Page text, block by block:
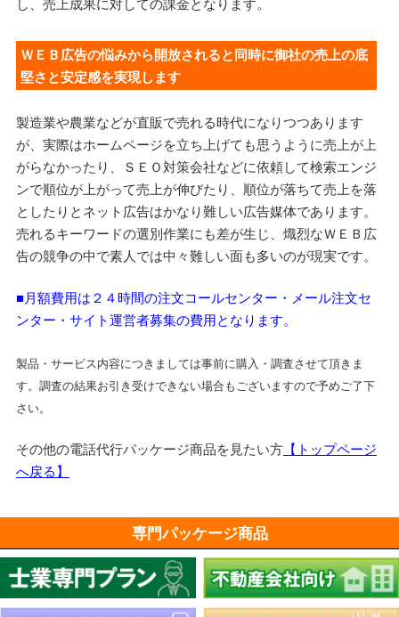
ＷＥＢ広告の悩みから開放されると同時に御社の売上の底
堅さと安定感を実現します
製造業や農業などが直販で売れる時代になりつつあります
が、実際はホームページを立ち上げても思うように売上が上
がらなかったり、ＳＥＯ対策会社などに依頼して検索エンジ
ンで順位が上がって売上が伸びたり、順位が落ちて売上を落
としたりとネット広告はかなり難しい広告媒体であります。
売れるキーワードの選別作業にも差が生じ、熾烈なＷＥＢ広
告の競争の中で素人では中々難しい面も多いのが現実です。
■月額費用は２４時間の注文コールセンター・メール注文セ
ンター・サイト運営者募集の費用となります。
製品・サービス内容につきましては事前に購入・調査させて頂きま
す。調査の結果お引き受けできない場合もございますので予めご了下
さい。
その他の電話代行パッケージ商品を見たい方【トップページ
へ戻る】
専門パッケージ商品